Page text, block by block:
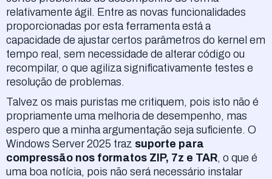
relativamente ágil. Entre as novas funcionalidades
proporcionadas por esta ferramenta está a
capacidade de ajustar certos parâmetros do kernel em
tempo real, sem necessidade de alterar código ou
recompilar, o que agiliza significativamente testes e
resolução de problemas.
Talvez os mais puristas me critiquem, pois isto não é
propriamente uma melhoria de desempenho, mas
espero que a minha argumentação seja suficiente. O
Windows Server 2025 traz suporte para
compressão nos formatos ZIP, 7z e TAR, o que é
uma boa notícia, pois não será necessário instalar